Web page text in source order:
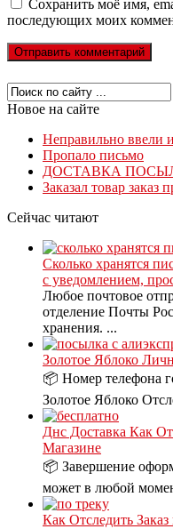
Сохранить моё имя,
последующих моих
Новое на сайте
Неправильно ввели
Пропало письмо
ДОСТАВКА
Заказал товар заказ
Сейчас читают
Сколько хранятся
с уведомлением,
Любое почтовое
отделение Почты
хранения. ...
Золотое Яблоко
📦 Номер телефона
Золотое Яблоко
Днс Доставка Как
Магазине
📦 Завершение
может в любой
Как Отследить